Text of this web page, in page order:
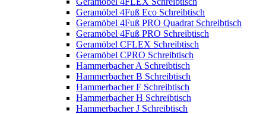
Geramöbel 4Fuß Eco Schreibtisch
Geramöbel 4Fuß PRO Quadrat Schreibtisch
Geramöbel 4Fuß PRO Schreibtisch
Geramöbel CFLEX Schreibtisch
Geramöbel CPRO Schreibtisch
Hammerbacher A Schreibtisch
Hammerbacher B Schreibtisch
Hammerbacher F Schreibtisch
Hammerbacher H Schreibtisch
Hammerbacher J Schreibtisch